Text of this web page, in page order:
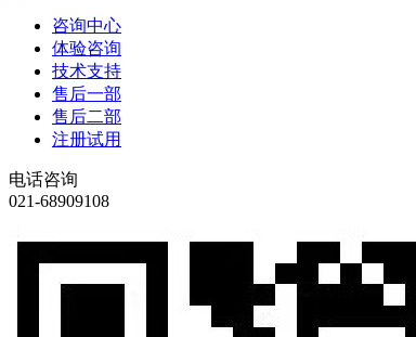
咨询中心
体验咨询
技术支持
售后一部
售后二部
注册试用
电话咨询
021-68909108